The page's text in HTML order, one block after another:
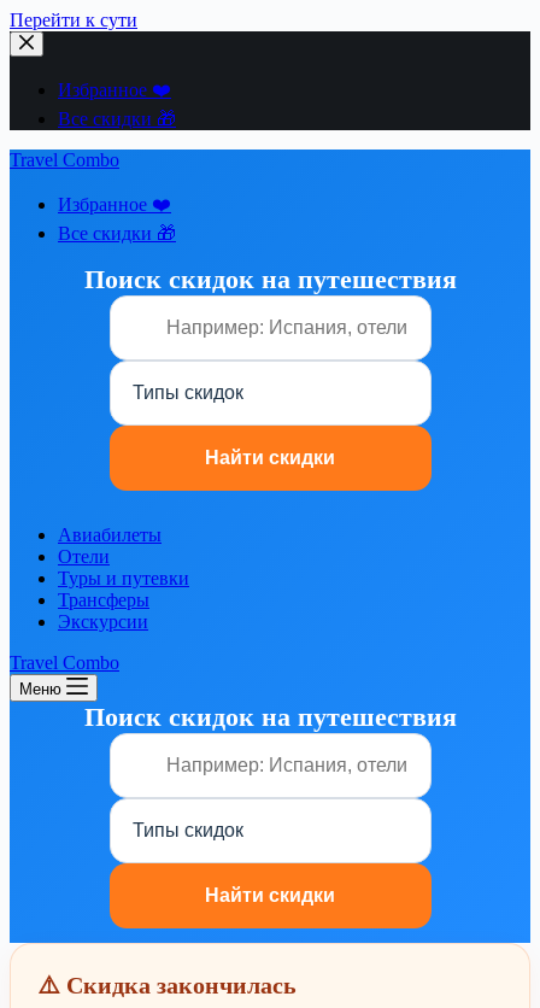
Перейти к сути
Избранное ❤️
Все скидки 🎁
Travel Combo
Избранное ❤️
Все скидки 🎁
Поиск скидок на путешествия
Авиабилеты
Отели
Туры и путевки
Трансферы
Экскурсии
Travel Combo
Меню
Поиск скидок на путешествия
⚠️ Скидка закончилась